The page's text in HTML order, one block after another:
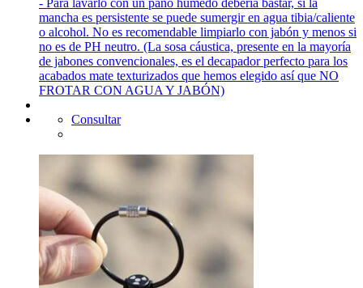
mancha es persistente se puede sumergir en agua tibia/caliente
o alcohol. No es recomendable limpiarlo con jabón y menos si
no es de PH neutro. (La sosa cáustica, presente en la mayoría
de jabones convencionales, es el decapador perfecto para los
acabados mate texturizados que hemos elegido así que NO
FROTAR CON AGUA Y JABÓN)
Consultar